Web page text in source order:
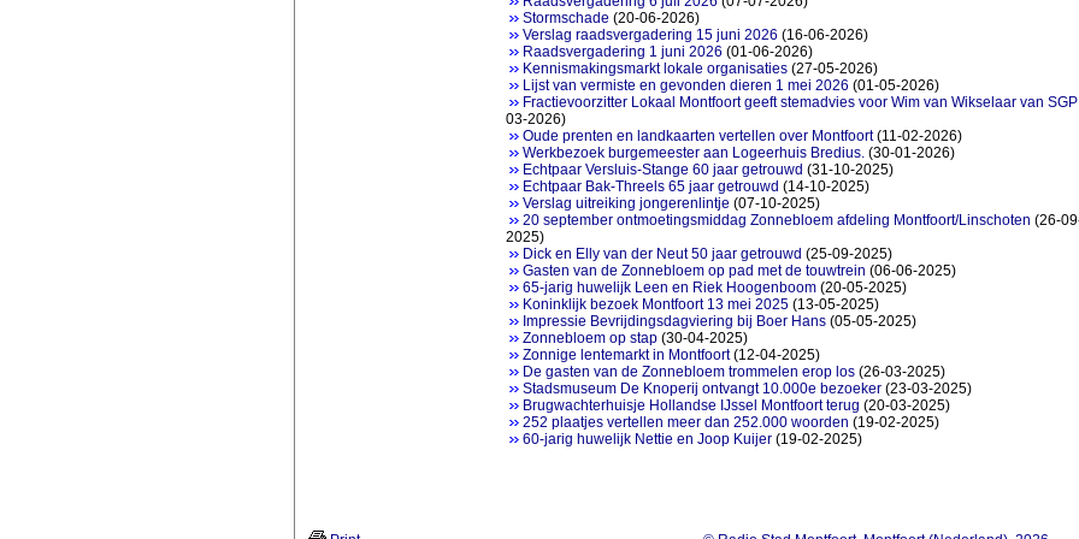
Stormschade (20-06-2026)
Verslag raadsvergadering 15 juni 2026 (16-06-2026)
Raadsvergadering 1 juni 2026 (01-06-2026)
Kennismakingsmarkt lokale organisaties (27-05-2026)
Lijst van vermiste en gevonden dieren 1 mei 2026 (01-05-2026)
Fractievoorzitter Lokaal Montfoort geeft stemadvies voor Wim van Wikselaar van SGP
03-2026)
Oude prenten en landkaarten vertellen over Montfoort(11-02-2026)
Werkbezoek burgemeester aan Logeerhuis Bredius. (30-01-2026)
Echtpaar Versluis-Stange 60 jaar getrouwd (31-10-2025)
Echtpaar Bak-Threels 65 jaar getrouwd (14-10-2025)
Verslag uitreiking jongerenlintje (07-10-2025)
20 september ontmoetingsmiddag Zonnebloem afdeling Montfoort/Linschoten (26-
2025)
Dick en Elly van der Neut 50 jaar getrouwd (25-09-2025)
Gasten van de Zonnebloem op pad met de touwtrein (06-06-2025)
65-jarig huwelijk Leen en Riek Hoogenboom (20-05-2025)
Koninklijk bezoek Montfoort 13 mei 2025 (13-05-2025)
Impressie Bevrijdingsdagviering bij Boer Hans (05-05-2025)
Zonnebloem op stap (30-04-2025)
Zonnige lentemarkt in Montfoort(12-04-2025)
De gasten van de Zonnebloem trommelen erop los (26-03-2025)
Stadsmuseum De Knoperij ontvangt 10.000e bezoeker (23-03-2025)
Brugwachterhuisje Hollandse IJssel Montfoort terug (20-03-2025)
252 plaatjes vertellen meer dan 252.000 woorden (19-02-2025)
60-jarig huwelijk Nettie en Joop Kuijer (19-02-2025)